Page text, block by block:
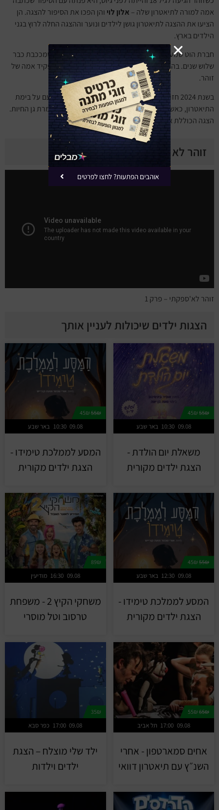
אמה למורה לתיאטרון שלה – אלון לוי והן הפכו את הסיפור להצגה. הן
הציעו את ההצגה לתיאטרון גושן לילדים ונוער וההצגה החלה לרוץ בגני
הילדים בארץ.
חברת הוט שמעה על ההצגה והציעו להפוך אותה לסדרה שמככבת כבר
שלוש שנים. בהמשך הצטרפה לסדרה גםחני נחמיאס בתפקיד אמה של
זוהר.
בשנת 2024 חזרה זוהר להופיע עם הדמות כהצגה, רק הפעם על בימת
התיאטרון, כאשר שם ההצגה הוא "זוהר לא הספקתי" – שומרת גן החיות.
הצגה הכוללת את מיטב שירי הילדים האהובים על חיות.
זוהר לא הספקתי ביוטיוב
זוהר לא'ספקתי – פרק 1
הצגות ילדים שיכולות לעניין אותך
55₪
באר שבע 10:30 09.08
משאלת יום הולדת -
הצגת ילדים מקורית
55₪
45₪
באר שבע 10:30 09.08
המסע לממלכת טימידו -
הצגת ילדים מקורית
55₪
באר שבע 12:30 09.08
המסע לממלכת טימידו -
הצגת ילדים מקורית
89₪
מודיעין 16:30 09.08
משחקי הקיץ 2 - משפחת
טרסוב וטל מוסרי
65₪
תל אביב 17:00 09.08
אחים סמארטפון - אחרי
השנ״ץ עם תיאטרון דוואי
35₪
כפר סבא 17:00 09.08
ילד שלי מוצלח – הצגת
ילדים וילדות
אוהבים הפתעות? לחצו לפרטים